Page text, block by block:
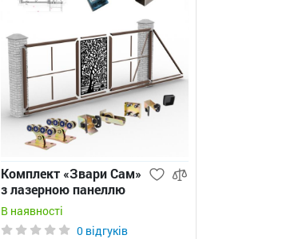
Комплект «Звари Сам»
з лазерною панеллю
для відкатних воріт з
Т-профілю
В наявності
0 відгуків